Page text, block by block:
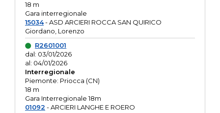
18 m
Gara interregionale
15034- ASD ARCIERI ROCCA SAN QUIRICO
Giordano, Lorenzo
R2601001
dal: 03/01/2026
al: 04/01/2026
Interregionale
Piemonte: Priocca (CN)
18 m
Gara Interregionale 18m
01092 - ARCIERI LANGHE E ROERO